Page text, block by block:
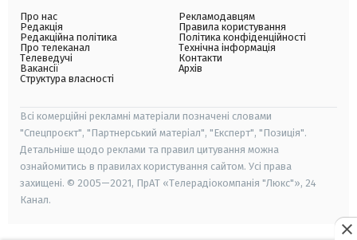
Про нас
Редакція
Редакційна політика
Про телеканал
Телеведучі
Вакансії
Структура власності
Рекламодавцям
Правила користування
Політика конфіденційності
Технічна інформація
Контакти
Архів
Всі комерційні рекламні матеріали позначені словами
"Спецпроєкт", "Партнерський матеріал", "Експерт", "Позиція".
Детальніше щодо реклами та правил цитування можна
ознайомитись в правилах користування сайтом. Усі права
захищені. © 2005—2021, ПрАТ «Телерадіокомпанія "Люкс"», 24
Канал.